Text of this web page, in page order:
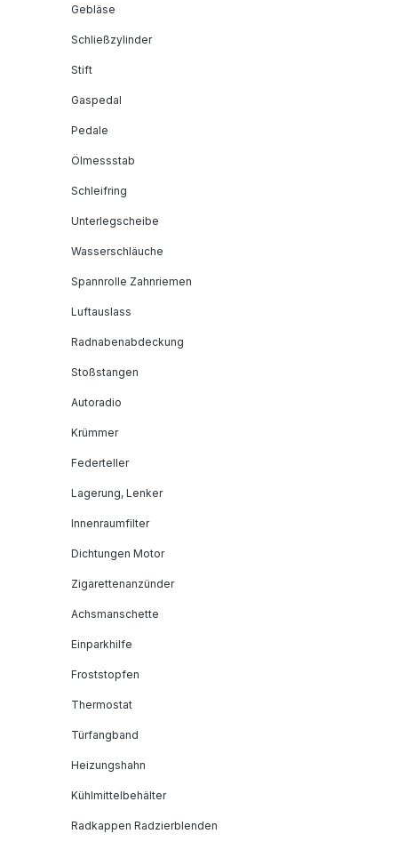
Gebläse
Schließzylinder
Stift
Gaspedal
Pedale
Ölmessstab
Schleifring
Unterlegscheibe
Wasserschläuche
Spannrolle Zahnriemen
Luftauslass
Radnabenabdeckung
Stoßstangen
Autoradio
Krümmer
Federteller
Lagerung, Lenker
Innenraumfilter
Dichtungen Motor
Zigarettenanzünder
Achsmanschette
Einparkhilfe
Froststopfen
Thermostat
Türfangband
Heizungshahn
Kühlmittelbehälter
Radkappen Radzierblenden